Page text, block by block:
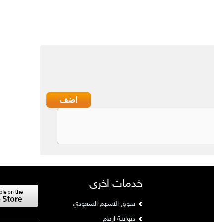
خدمات اخرى
سوق الاسهم السعودي
ديوانية ارقام